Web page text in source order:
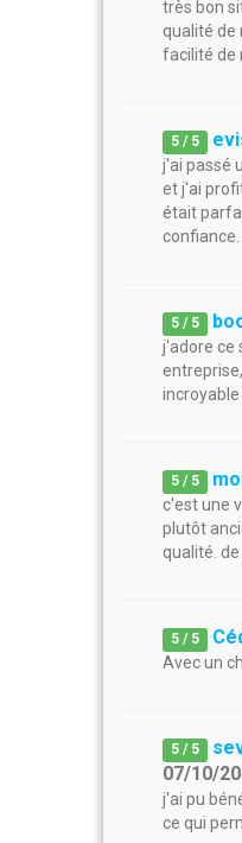
très bon
qualité de
facilité de
5 / 5
j'ai passé
et j'ai
était
confiance.
5 / 5
j'adore ce
5 / 5
c'est une
plutôt
qualité.
5 / 5
Avec un
5 / 5
07/10/
j'ai pu
ce qui